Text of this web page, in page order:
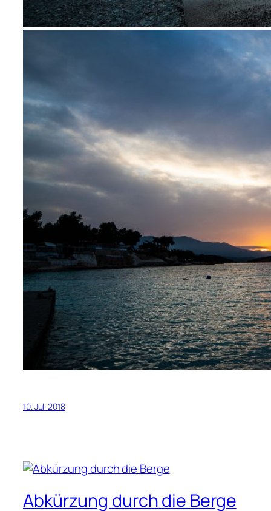
10. Juli 2018
Abkürzung durch die Berge